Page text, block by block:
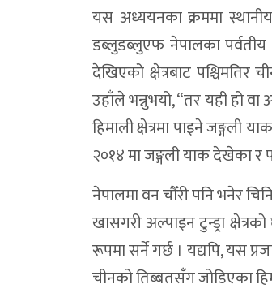
यस अध्ययनका क्रममा
डब्लुडब्लुएफ नेपालका पर्वतीय
देखिएको क्षेत्रबाट
उहाँले भन्नुभयो, “तर यही हो
हिमाली क्षेत्रमा पाइने
२०१४ मा जङ्गली याक देखेका र
नेपालमा वन चौँरी पनि भनेर
खासगरी अल्पाइन टुन्ड्रा
रूपमा सर्ने गर्छ । यद्यपि, यस
चीनको तिब्बतसँग जोडिएका